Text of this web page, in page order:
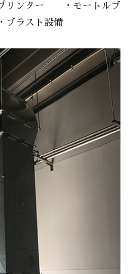
リンター ・モートルブ
ラスト設備